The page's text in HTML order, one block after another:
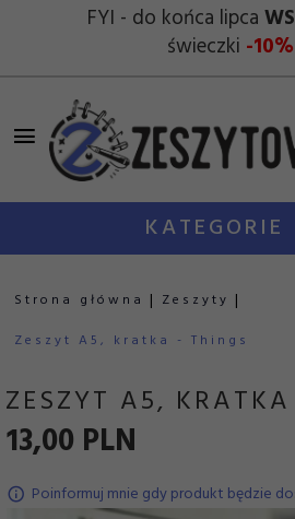
FYI - do końca lipca
świeczki -10%
KATEGORIE
Strona główna
Zeszyty
Zeszyt A5, kratka - Things
ZESZYT A5,
13,00 PLN
Poinformuj mnie gdy produkt będzie